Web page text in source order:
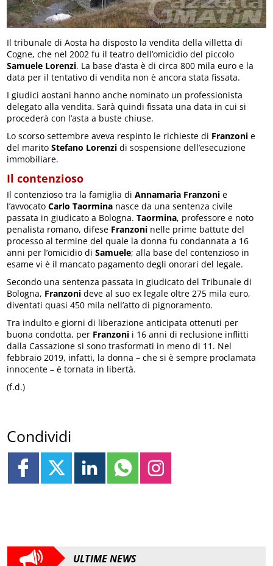
Il tribunale di Aosta ha disposto la vendita della villetta di
Cogne, che nel 2002 fu il teatro dell’omicidio del piccolo
Samuele Lorenzi. La base d’asta è di circa 800 mila euro e la
data per il tentativo di vendita non è ancora stata fissata.
I giudici aostani hanno anche nominato un professionista
delegato alla vendita. Sarà quindi fissata una data in cui si
procederà con l’asta a buste chiuse.
Lo scorso settembre aveva respinto le richieste di Franzoni e
del maritoStefano Lorenzi di sospensione dell’esecuzione
immobiliare.
Il contenzioso
Il contenzioso tra la famiglia diAnnamaria Franzoni e
l’avvocatoCarlo Taormina nasce da una sentenza civile
passata in giudicato a Bologna.Taormina, professore e noto
penalista romano, difese Franzoni nelle prime battute del
processo al termine del quale la donna fu condannata a 16
anni per l’omicidio diSamuele; alla base del contenzioso in
esame vi è il mancato pagamento degli onorari del legale.
Secondo una sentenza passata in giudicato del Tribunale di
Bologna, Franzoni deve al suo ex legale oltre 275 mila euro,
diventati quasi 450 mila nell’atto di pignoramento.
Tra indulto e giorni di liberazione anticipata ottenuti per
buona condotta, per Franzoni i 16 anni di reclusione inflitti
dalla Cassazione si sono trasformati in meno di 11. Nel
febbraio 2019, infatti, la donna – che si è sempre proclamata
innocente – è tornata in libertà.
(f.d.)
Condividi
ULTIME NEWS